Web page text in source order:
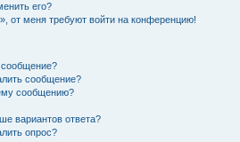
его?
от меня требуют войти на конференцию!
сообщение?
сообщение?
сообщению?
вариантов ответа?
опрос?